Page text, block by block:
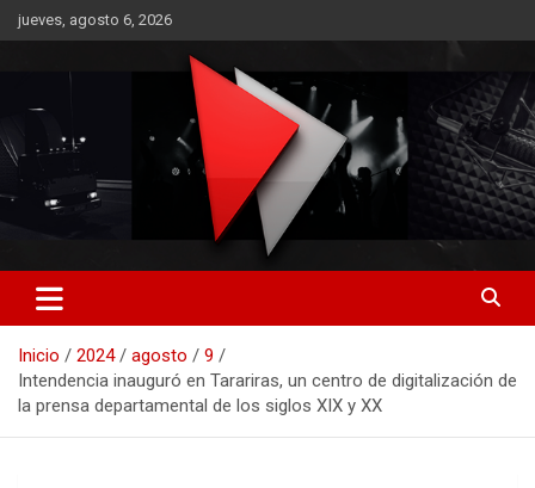
Saltar
al
jueves, agosto 6, 2026
RO CONTENIDOS
Inicio 2024 agosto
9
Intendencia inauguró en Tarariras, un centro de digitalización de
la prensa departamental de los siglos XIX y XX